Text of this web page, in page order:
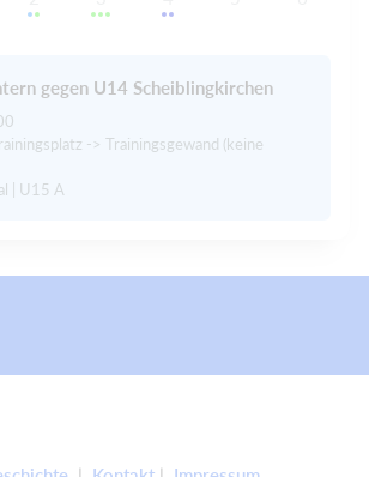
gegen U14 Scheiblingkirchen
-> Trainingsgewand (keine
| U15 A